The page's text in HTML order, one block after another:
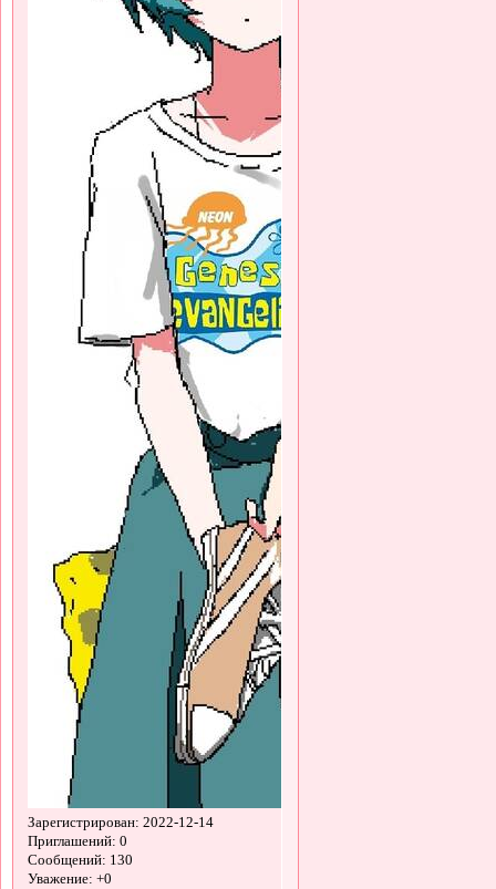
Зарегистрирован: 2022-12-14
Приглашений: 0
Сообщений: 130
Уважение: +0